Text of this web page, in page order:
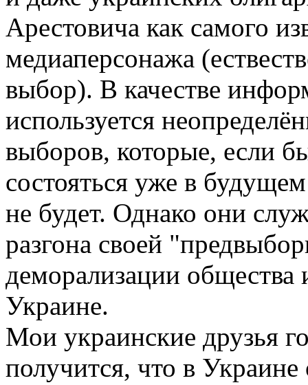
Арестовича как самого
медиаперсонажа
выбор). В качестве
используется
выборов, которые, если
состояться уже в
не будет. Однако они
разгона своей
деморализации общества
Украине.
Мои украинские друзья
получится, что в